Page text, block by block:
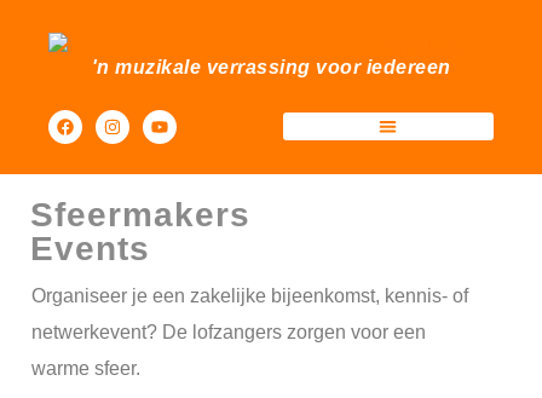
'n muzikale verrassing voor iedereen
Sfeermakers
Events
Organiseer je een zakelijke bijeenkomst, kennis- of
netwerkevent? De lofzangers zorgen voor een
warme sfeer.